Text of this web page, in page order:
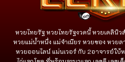
หวยไทยรัฐ หวยไทยรัฐงวดนี้ หวยเดลินิ
หวยแม่น้ำหนึ่ง แม่จําเนียร หวยซอง หวย
หวยออนไลน์ แม่นเวอร์ กับ 2อาจารย์ใ